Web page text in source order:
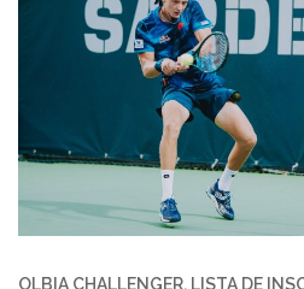
OLBIA CHALLENGER, LISTA DE